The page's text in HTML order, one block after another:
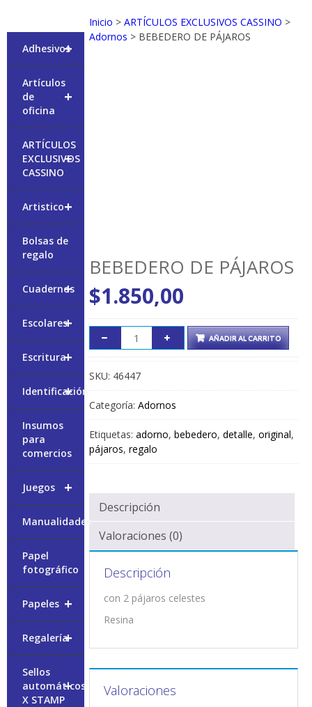
Inicio >ARTÍCULOS EXCLUSIVOS CASSINO >
Adornos > BEBEDERO DE PÁJAROS
BEBEDERO DE PÁJAROS
$1.850,00
AÑADIR AL CARRITO
SKU: 46447
Categoría:Adornos
Etiquetas:adorno,bebedero,detalle,original,
pájaros,regalo
Descripción
Valoraciones (0)
Descripción
con 2 pájaros celestes
Resina
Valoraciones
+
Adhesivos
+
Artículos
de
oficina
+
ARTÍCULOS
EXCLUSIVOS
CASSINO
+
Artistico
Bolsas de
regalo
+
Cuadernos
+
Escolares
+
Escritura
+
Identificación
Insumos
para
comercios
+
Juegos
Manualidades
Papel
fotográfico
+
Papeles
+
Regalería
+
Sellos
automáticos
X STAMP